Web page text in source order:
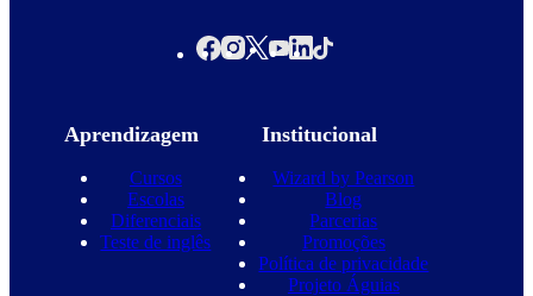
Aprendizagem
Cursos
Escolas
Diferenciais
Teste de inglês
Institucional
Wizard by Pearson
Blog
Parcerias
Promoções
Política de privacidade
Projeto Águias